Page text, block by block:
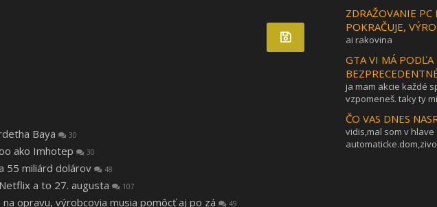
Baya 30
ako Imhotep 30
55 miliárd dolárov 48
a to 27. augusta 107
opravu, výrobcovia musia pomôcť aj po zá 49
ZDRAŽOVANIE
POKRAČUJE,
ai rakovina
GTA VI MÁ
ja mam akcie každé
vzpomeneš. taky ty
ČO VAS DNES
vidis,mal som v